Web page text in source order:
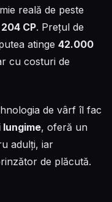
reală de peste
204 CP. Prețul de
atinge 42.000
cu costuri de
de vârf îl fac
lungime, oferă un
adulți, iar
de plăcută.